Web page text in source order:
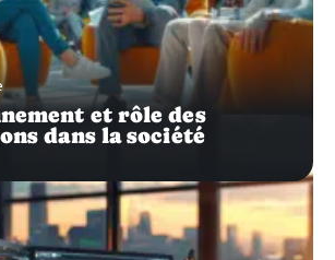
et rôle des
dans la société